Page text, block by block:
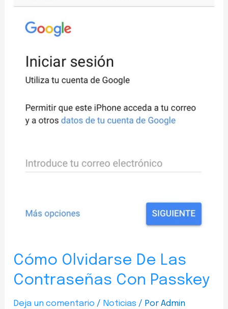
Cómo Olvidarse De Las
Contraseñas Con Passkey
Deja un comentario / Noticias / PorAdmin